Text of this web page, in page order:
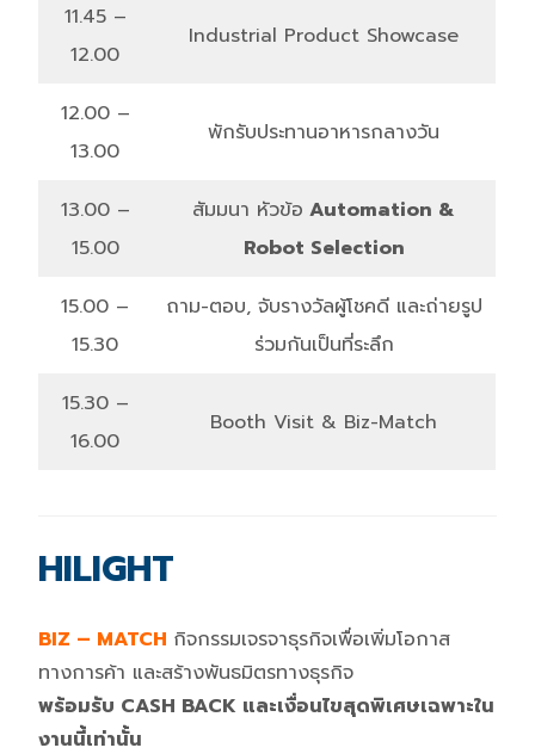
11.45 –
12.00
Industrial Product Showcase
12.00 –
13.00
พักรับประทานอาหารกลางวัน
13.00 –
15.00
สัมมนา หัวข้อ Automation &
Robot Selection
15.00 –
15.30
ถาม-ตอบ, จับรางวัลผู้โชคดี และถ่ายรูป
ร่วมกันเป็นที่ระลึก
15.30 –
16.00
Booth Visit & Biz-Match
HILIGHT
BIZ – MATCH กิจกรรมเจรจาธุรกิจเพื่อเพิ่มโอกาส
ทางการค้า และสร้างพันธมิตรทางธุรกิจ
พร้อมรับ CASH BACK และเงื่อนไขสุดพิเศษเฉพาะใน
งานนี้เท่านั้น